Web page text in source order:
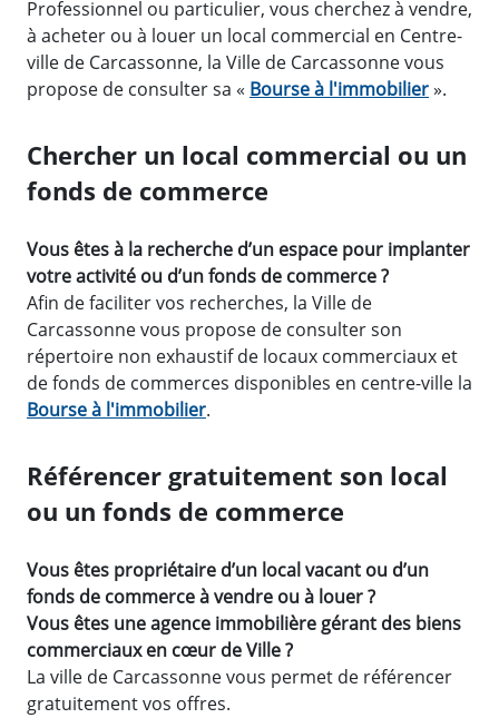
Professionnel ou particulier, vous cherchez à vendre,
à acheter ou à louer un local commercial en Centre-
ville de Carcassonne, la Ville de Carcassonne vous
propose de consulter sa « Bourse à l'immobilier».
Chercher un local commercial ou un
fonds de commerce
Vous êtes à la recherche d’un espace pour implanter
votre activité ou d’un fonds de commerce ?
Afin de faciliter vos recherches, la Ville de
Carcassonne vous propose de consulter son
répertoire non exhaustif de locaux commerciaux et
de fonds de commerces disponibles en centre-ville la
Bourse à l'immobilier.
Référencer gratuitement son local
ou un fonds de commerce
Vous êtes propriétaire d’un local vacant ou d’un
fonds de commerce à vendre ou à louer ?
Vous êtes une agence immobilière gérant des biens
commerciaux en cœur de Ville ?
La ville de Carcassonne vous permet de référencer
gratuitement vos offres.